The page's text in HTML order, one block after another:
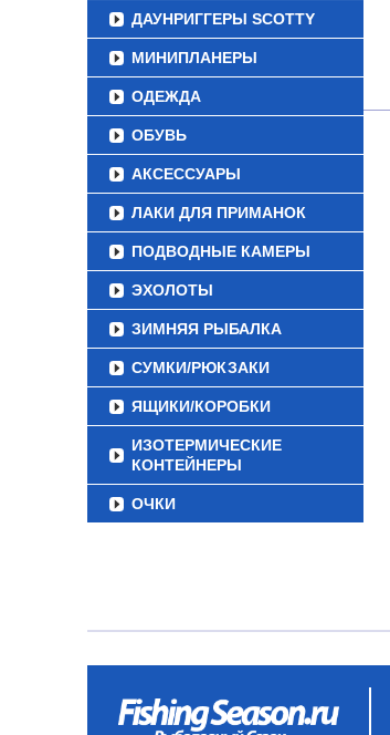
ДАУНРИГГЕРЫ SCOTTY
МИНИПЛАНЕРЫ
ОДЕЖДА
ОБУВЬ
АКСЕССУАРЫ
ЛАКИ ДЛЯ ПРИМАНОК
ПОДВОДНЫЕ КАМЕРЫ
ЭХОЛОТЫ
ЗИМНЯЯ РЫБАЛКА
СУМКИ/РЮКЗАКИ
ЯЩИКИ/КОРОБКИ
ИЗОТЕРМИЧЕСКИЕ
КОНТЕЙНЕРЫ
ОЧКИ